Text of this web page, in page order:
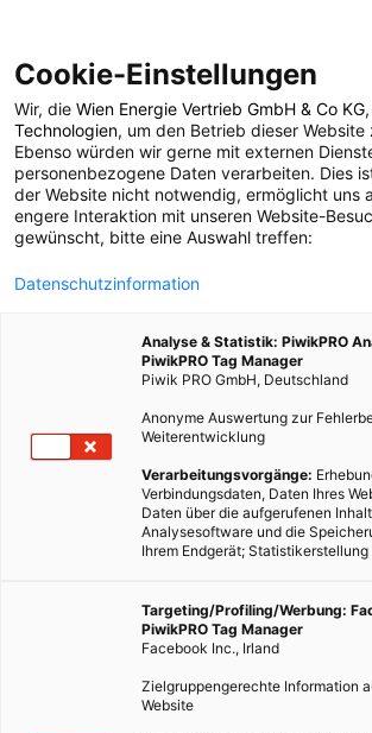
POSTS BY TAG
Bizafial
1 BEITRAG
Cookie-Einstellungen
Wir, die Wien Energie Vertrieb GmbH & Co KG
Technologien, um den Betrieb dieser Website
Ebenso würden wir gerne mit externen
personenbezogene Daten verarbeiten. Dies
der Website nicht notwendig, ermöglicht uns
engere Interaktion mit unseren Website-
gewünscht, bitte eine Auswahl treffen:
Datenschutzinformation
Analyse & Statistik: PiwikPRO
PiwikPRO Tag Manager
Piwik PRO GmbH, Deutschland
Anonyme Auswertung zur
Weiterentwicklung
Verarbeitungsvorgänge:
Verbindungsdaten, Daten Ihres
Daten über die aufgerufenen
Analysesoftware und die
Ihrem Endgerät;
Targeting/Profiling/Werbung:
PiwikPRO Tag Manager
Facebook Inc., Irland
Zielgruppengerechte Information
Website